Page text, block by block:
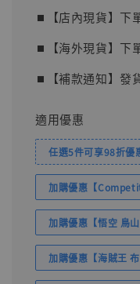
⏹︎【店內現貨】下
⏹︎【海外現貨】下
⏹︎【補款通知】發
適用優惠
任選5件可享98折優
加購優惠【
加購優惠【悟空 鳥
加購優惠【海賊王